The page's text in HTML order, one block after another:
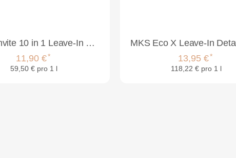
Dusy Envite 10 in 1 Leave-In Spray 200ml
11,90 €*
59,50 € pro 1 l
13,95 €*
118,22 € pro 1 l